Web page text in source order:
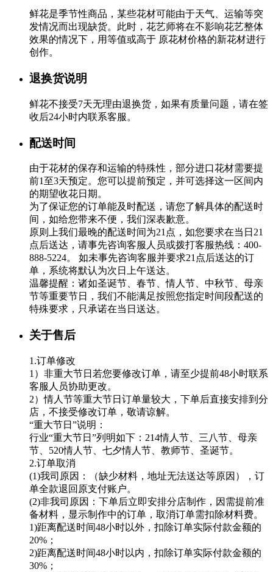
鲜花是季节性商品，某些花材可能由于天气、运输等突
发情况而出现缺货。此时，花艺师将在不影响花艺整体
效果的情况下，用等值或高于 原花材价格的新花材进行
创作。
退换货说明
鲜花不接受7天无理由退换货，如果有质量问题，请在签
收后24小时内联系客服。
配送时间
由于花材的保存和运输的特殊性，部分进口花材需要提
前1至3天预定。您可以提前预定，并可选择这一区间内
的期望收花日期。
为了保证您的订单能及时配送，请您了解具体的配送时
间，如给您带来不便，我们深表歉意。
原则上我们最晚的配送时间为21点，如您要求在当日21
点后送达，请事先咨询客服人员或拨打客服热线：400-
888-5224。 如未事先咨询客服并要求21点后送达的订
单，系统将默认为次日上午送达。
温馨提醒：诸如圣诞节、春节、情人节、中秋节、母亲
节等重要节日，我们不能满足按照您指定时间段配送的
特殊要求，只承诺在当日送达。
关于售后
1.订单修改
1）非重大节日若您要修改订单，请至少提前48小时联系
客服人员协助更改。
2）情人节等重大节日订单量较大，下单后直接安排到分
店，不接受修改订单，敬请谅解。
“重大节日”说明：
行业“重大节日”列明如下：214情人节、三八节、母亲
节、520情人节、七夕情人节、教师节、圣诞节。
2.订单取消
(1)我司原因：（缺少材料，地址无法送达等原因），订
单全款退回原支付账户。
(2)非我司原因：下单后立即安排分店制作，因需提前准
备材料，显示制作中的订单，取消订单需扣除材料费。
1)距离配送时间48小时以外，扣除订单实际付款金额的
20%；
2)距离配送时间48小时以内，扣除订单实际付款金额的
30%；